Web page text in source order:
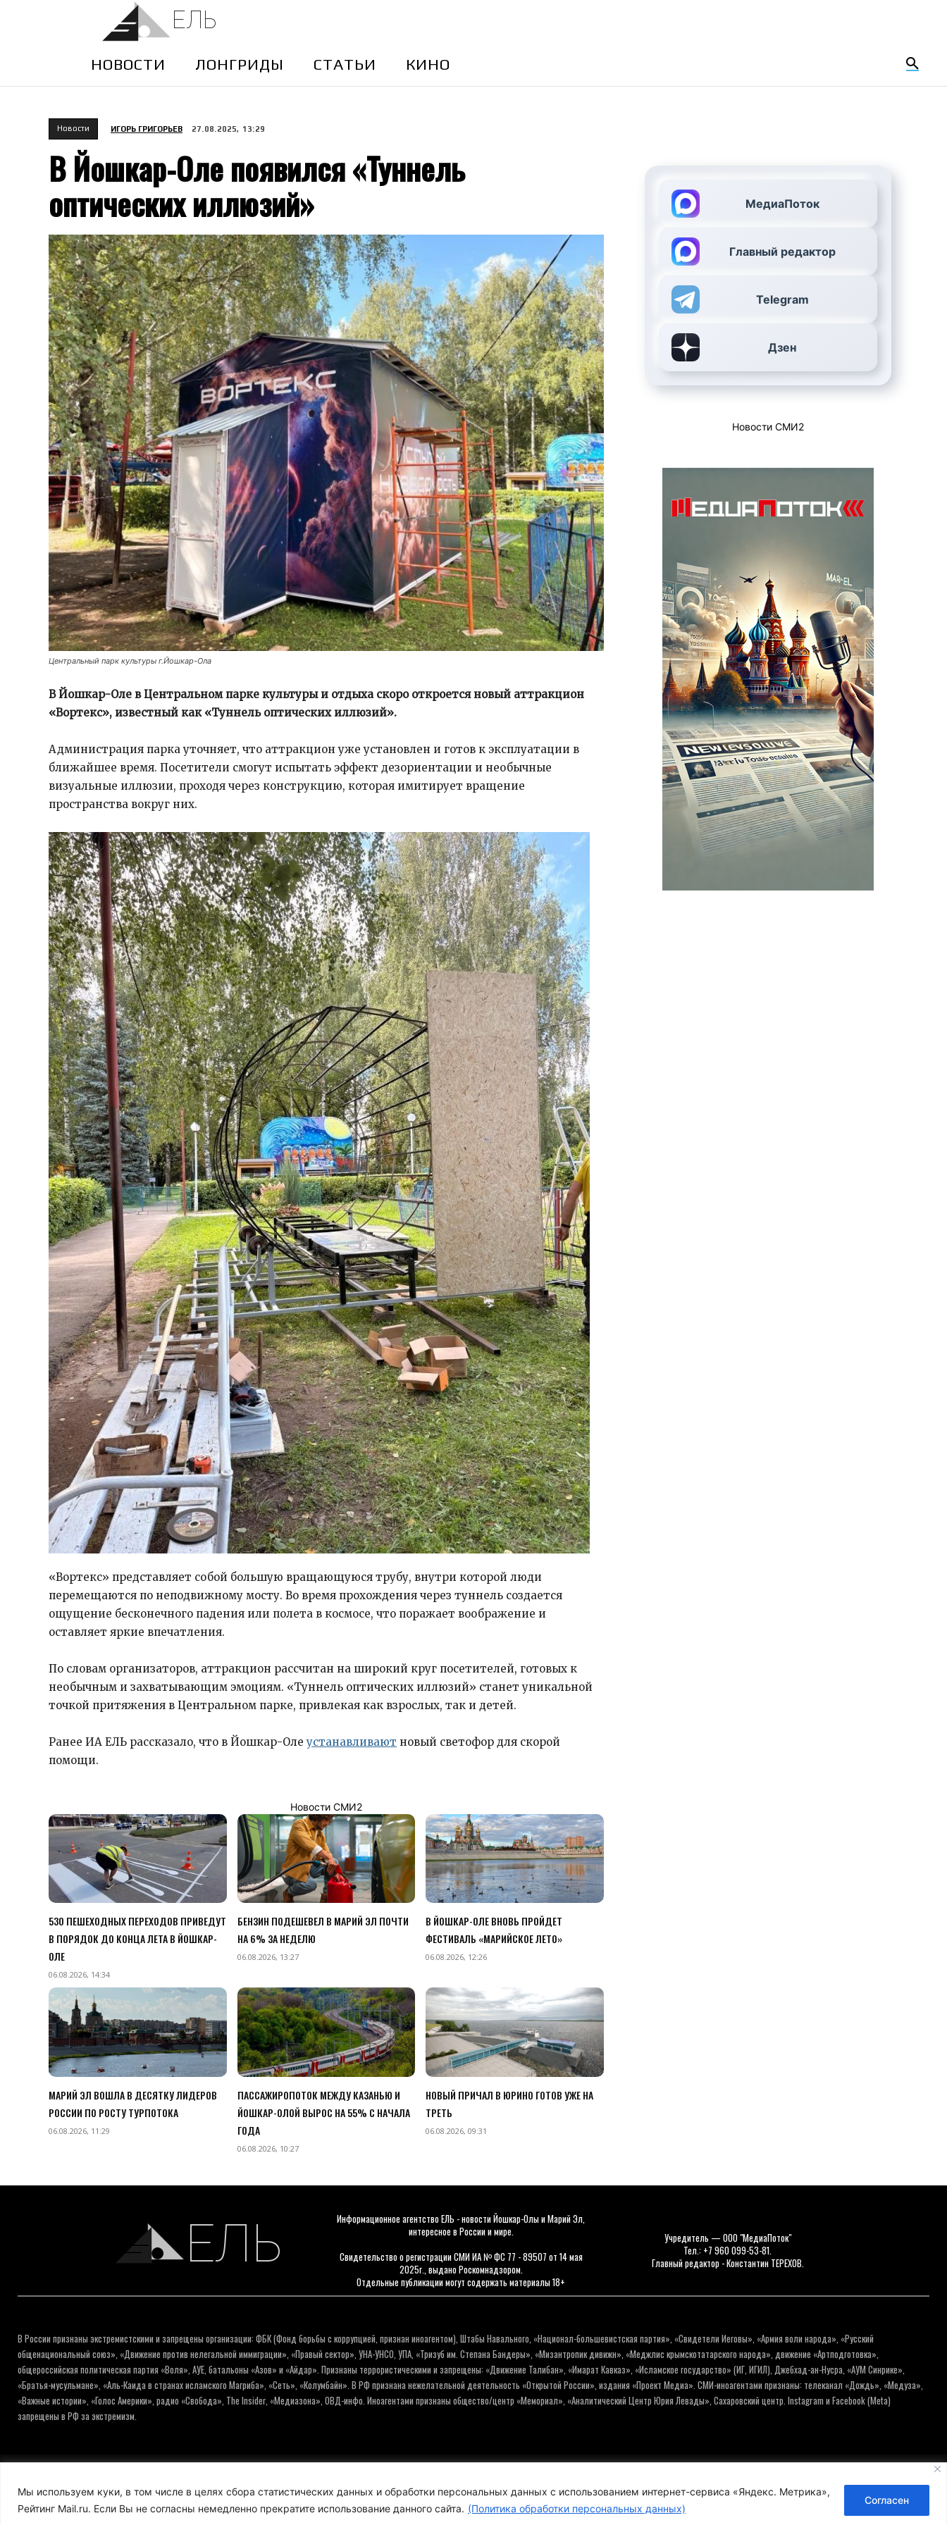
Мы используем куки, в том числе в целях сбора статистических данных и обработки персональных данных с использованием интернет-сервиса «Яндекс. Метрика»,
Рейтинг Mail.ru. Если Вы не согласны немедленно прекратите использование данного сайта. (Политика обработки персональных данных)
Согласен
ЕЛЬ
НОВОСТИ ЛОНГРИДЫ CТАТЬИ КИНО
Новости ИГОРЬ ГРИГОРЬЕВ 27.08.2025, 13:29
В Йошкар-Оле появился «Туннель
оптических иллюзий»
Центральный парк культуры г.Йошкар-Ола
В Йошкар-Оле в Центральном парке культуры и отдыха скоро откроется новый аттракцион
«Вортекс», известный как «Туннель оптических иллюзий».
Администрация парка уточняет, что аттракцион уже установлен и готов к эксплуатации в
ближайшее время. Посетители смогут испытать эффект дезориентации и необычные
визуальные иллюзии, проходя через конструкцию, которая имитирует вращение
пространства вокруг них.
«Вортекс» представляет собой большую вращающуюся трубу, внутри которой люди
перемещаются по неподвижному мосту. Во время прохождения через туннель создается
ощущение бесконечного падения или полета в космосе, что поражает воображение и
оставляет яркие впечатления.
По словам организаторов, аттракцион рассчитан на широкий круг посетителей, готовых к
необычным и захватывающим эмоциям. «Туннель оптических иллюзий» станет уникальной
точкой притяжения в Центральном парке, привлекая как взрослых, так и детей.
Ранее ИА ЕЛЬ рассказало, что в Йошкар-Олеустанавливают новый светофор для скорой
помощи.
Новости СМИ2
530 ПЕШЕХОДНЫХ ПЕРЕХОДОВ ПРИВЕДУТ
В ПОРЯДОК ДО КОНЦА ЛЕТА В ЙОШКАР-
ОЛЕ
06.08.2026, 14:34
БЕНЗИН ПОДЕШЕВЕЛ В МАРИЙ ЭЛ ПОЧТИ
НА 6% ЗА НЕДЕЛЮ
06.08.2026, 13:27
В ЙОШКАР-ОЛЕ ВНОВЬ ПРОЙДЕТ
ФЕСТИВАЛЬ «МАРИЙСКОЕ ЛЕТО»
06.08.2026, 12:26
МАРИЙ ЭЛ ВОШЛА В ДЕСЯТКУ ЛИДЕРОВ
РОССИИ ПО РОСТУ ТУРПОТОКА
06.08.2026, 11:29
ПАССАЖИРОПОТОК МЕЖДУ КАЗАНЬЮ И
ЙОШКАР-ОЛОЙ ВЫРОС НА 55% С НАЧАЛА
ГОДА
06.08.2026, 10:27
НОВЫЙ ПРИЧАЛ В ЮРИНО ГОТОВ УЖЕ НА
ТРЕТЬ
06.08.2026, 09:31
МедиаПоток
Главный редактор
Telegram
Дзен
Новости СМИ2
ЕЛЬ
Информационное агентство ЕЛЬ - новости Йошкар-Олы и Марий Эл,
интересное в России и мире.
Свидетельство о регистрации СМИ ИА № ФС 77 - 89507 от 14 мая
2025г., выдано Роскомнадзором.
Отдельные публикации могут содержать материалы 18+
Учредитель — ООО "МедиаПоток"
Тел.: +7 960 099-53-81.
Главный редактор - Константин ТЕРЕХОВ.
В России признаны экстремистскими и запрещены организации: ФБК (Фонд борьбы с коррупцией, признан иноагентом), Штабы Навального, «Национал-большевистская партия», «Свидетели Иеговы», «Армия воли народа», «Русский
общенациональный союз», «Движение против нелегальной иммиграции», «Правый сектор», УНА-УНСО, УПА, «Тризуб им. Степана Бандеры», «Мизантропик дивижн», «Меджлис крымскотатарского народа», движение «Артподготовка»,
общероссийская политическая партия «Воля», АУЕ, батальоны «Азов» и «Айдар». Признаны террористическими и запрещены: «Движение Талибан», «Имарат Кавказ», «Исламское государство» (ИГ, ИГИЛ), Джебхад-ан-Нусра, «АУМ Синрике»,
«Братья-мусульмане», «Аль-Каида в странах исламского Магриба», «Сеть», «Колумбайн». В РФ признана нежелательной деятельность «Открытой России», издания «Проект Медиа». СМИ-иноагентами признаны: телеканал «Дождь», «Медуза»,
«Важные истории», «Голос Америки», радио «Свобода», The Insider, «Медиазона», ОВД-инфо. Иноагентами признаны общество/центр «Мемориал», «Аналитический Центр Юрия Левады», Сахаровский центр. Instagram и Facebook (Metа)
запрещены в РФ за экстремизм.